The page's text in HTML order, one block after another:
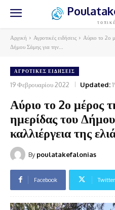
Αρχική Αγροτικές ειδήσεις
Αύριο το 2ο
Δήμου Σάμης για την...
ΑΓΡΟΤΙΚΈΣ ΕΙΔΉΣΕΙΣ
19 Φεβρουαρίου 2022 Updated:
Αύριο το 2ο μέρος
ημερίδας του
καλλιέργεια της
By poulatakefalonias
Facebook Twitter